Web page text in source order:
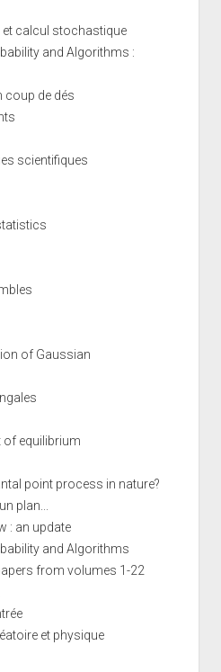
calcul stochastique
and Algorithms :
coup de dés
scientifiques
of Gaussian
of equilibrium
point process in nature?
plan...
: an update
and Algorithms
from volumes 1-22
et physique